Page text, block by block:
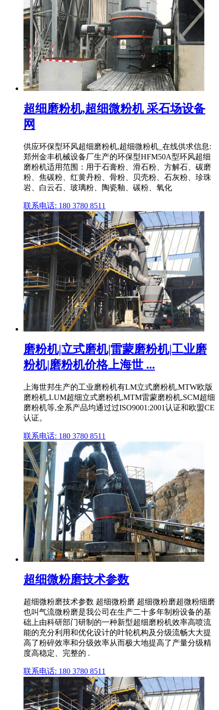
超细磨粉机,超细微粉机 采石场设备
网
供应环保型环风超细磨粉机,超细微粉机_在线供求信息:
郑州金丰机械设备厂生产的环保型HFM50A型环风超细
磨粉机适用范围：用于石膏粉、滑石粉、方解石、碳磨
粉、焦碳粉、红黄丹粉、骨粉、贝壳粉、石灰粉、珍珠
岩、白云石、玻璃粉、陶瓷釉、碳粉、氧化
联系电话: 180 3780 8511
磨粉机|立式磨机|雷蒙磨粉机|工业磨
粉机|磨粉机价格上海世 ...
上海世邦生产的工业磨粉机有LM立式磨粉机,MTW欧版
磨粉机,LUM超细立式磨粉机,MTM雷蒙磨粉机,SCM超细
磨粉机等,全系产品均通过过ISO9001:2001认证和欧盟CE
认证。
联系电话: 180 3780 8511
超细微粉磨技术参数
超细微粉磨技术参数 超细微粉磨 超细微粉磨超微粉细磨
也叫气流微粉磨是我公司在生产二十多年制粉设备的基
础上由科研部门研制的一种新型超细磨粉机效率高喷流
能的充分利用和优化设计的叶轮机构及分级流畅大大提
高了粉碎效率和分级效率从而极大地提高了产量分级精
度高稳定、完整的 .
联系电话: 180 3780 8511